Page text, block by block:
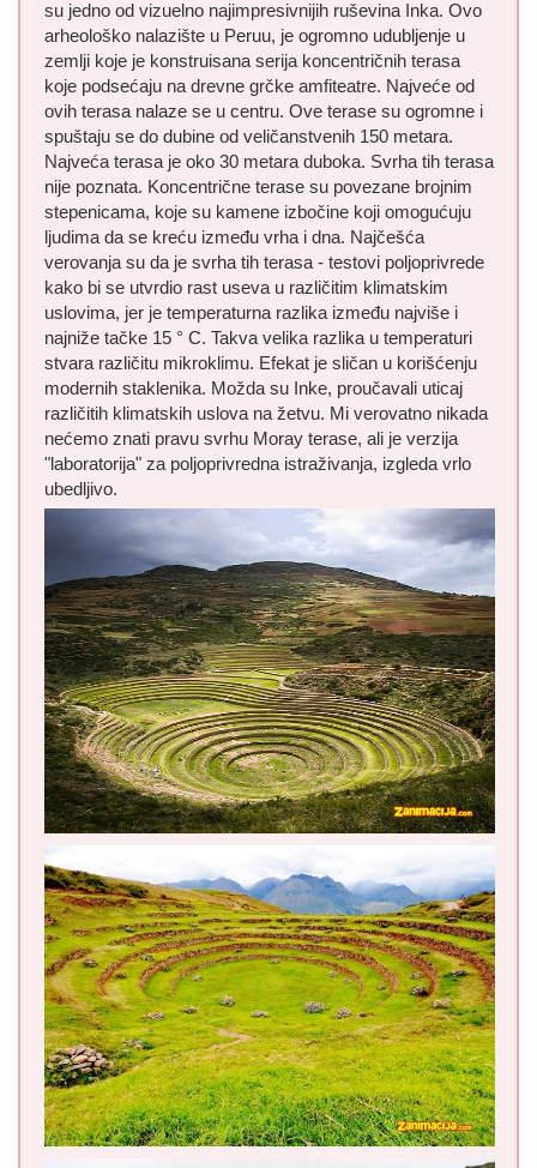
su jedno od vizuelno najimpresivnijih ruševina Inka. Ovo
arheološko nalazište u Peruu, je ogromno udubljenje u
zemlji koje je konstruisana serija koncentričnih terasa
koje podsećaju na drevne grčke amfiteatre. Najveće od
ovih terasa nalaze se u centru. Ove terase su ogromne i
spuštaju se do dubine od veličanstvenih 150 metara.
Najveća terasa je oko 30 metara duboka. Svrha tih terasa
nije poznata. Koncentrične terase su povezane brojnim
stepenicama, koje su kamene izbočine koji omogućuju
ljudima da se kreću između vrha i dna. Najčešća
verovanja su da je svrha tih terasa - testovi poljoprivrede
kako bi se utvrdio rast useva u različitim klimatskim
uslovima, jer je temperaturna razlika između najviše i
najniže tačke 15 ° C. Takva velika razlika u temperaturi
stvara različitu mikroklimu. Efekat je sličan u korišćenju
modernih staklenika. Možda su Inke, proučavali uticaj
različitih klimatskih uslova na žetvu. Mi verovatno nikada
nećemo znati pravu svrhu Moray terase, ali je verzija
"laboratorija" za poljoprivredna istraživanja, izgleda vrlo
ubedljivo.